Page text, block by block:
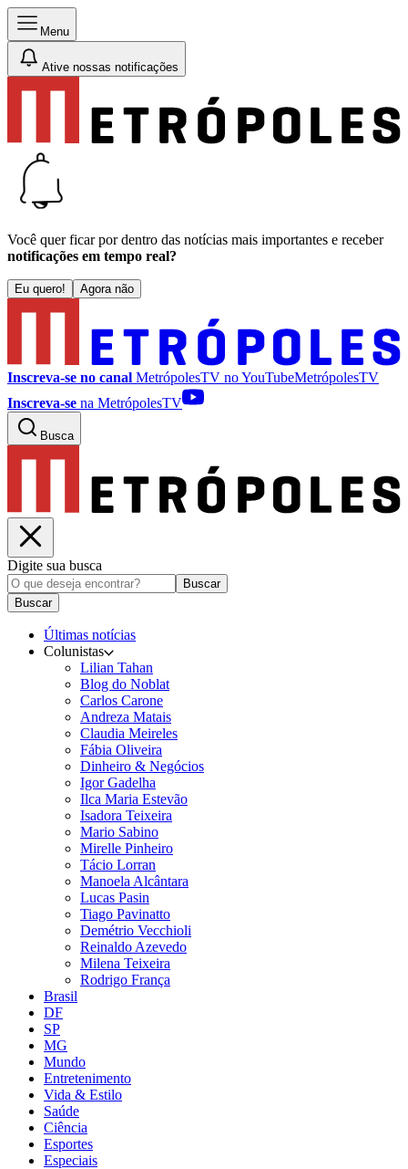
Menu
Ative nossas notificações
Você quer ficar por dentro das notícias mais importantes e receber
notificações em tempo real?
Eu quero! Agora não
Inscreva-se no canal MetrópolesTV noYouTubeMetrópolesTV
Inscreva-se na MetrópolesTV
Busca
Digite sua busca
Buscar
Buscar
Últimas notícias
Colunistas
Lilian Tahan
Blog do Noblat
Carlos Carone
Andreza Matais
Claudia Meireles
Fábia Oliveira
Dinheiro & Negócios
Igor Gadelha
Ilca Maria Estevão
Isadora Teixeira
Mario Sabino
Mirelle Pinheiro
Tácio Lorran
Manoela Alcântara
Lucas Pasin
Tiago Pavinatto
Demétrio Vecchioli
Reinaldo Azevedo
Milena Teixeira
Rodrigo França
Brasil
DF
SP
MG
Mundo
Entretenimento
Vida & Estilo
Saúde
Ciência
Esportes
Especiais